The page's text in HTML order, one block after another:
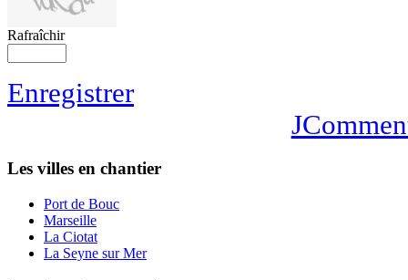
Rafraîchir
Enregistrer
Les villes en chantier
Port de Bouc
Marseille
La Ciotat
La Seyne sur Mer